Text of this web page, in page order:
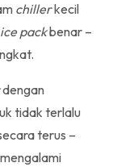
chillerkecil
ice packbenar –
dengan
tidak terlalu
terus –